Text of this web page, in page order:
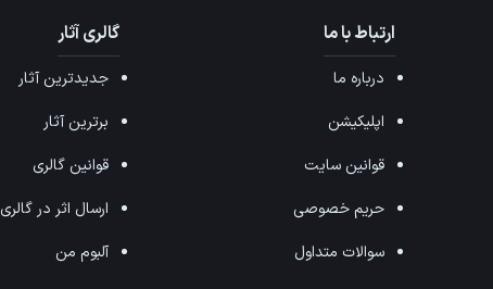
ارتباط با ما
درباره ما
اپلیکیشن
قوانین سایت
حریم خصوصی
سوالات متداول
گالری آثار
جدیدترین آثار
برترین آثار
قوانین گالری
ارسال اثر در گالری
آلبوم من